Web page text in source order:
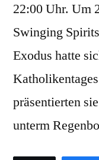
22:00 Uhr. Um
Swinging
Exodus hatte
präsentierten
unterm